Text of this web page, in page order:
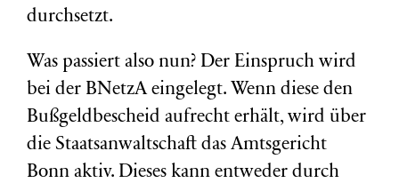
durchsetzt.
Was passiert also nun? Der Einspruch wird
bei der BNetzA eingelegt. Wenn diese den
Bußgeldbescheid aufrecht erhält, wird über
die Staatsanwaltschaft das Amtsgericht
Bonn aktiv. Dieses kann entweder durch